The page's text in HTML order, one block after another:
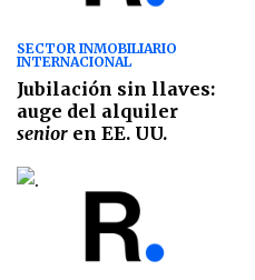
SECTOR INMOBILIARIO
INTERNACIONAL
Jubilación sin llaves:
auge del alquiler
senior en EE. UU.